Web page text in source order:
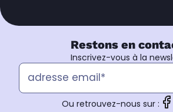
Restons en
Inscrivez-vous à la
Ou retrouvez-nous sur :